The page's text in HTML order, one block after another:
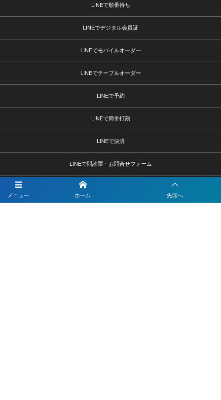
メニュー ホーム 先頭へ
LINEで順番待ち
LINEでデジタル会員証
LINEでモバイルオーダー
LINEでテーブルオーダー
LINEで予約
LINEで簡単打刻
LINEで決済
LINEで問診票・お問合せフォーム
LINEを活用した採用活動